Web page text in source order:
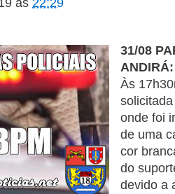
às 22:29
31/08
Às
onde foi
de uma
cor
do
devido a